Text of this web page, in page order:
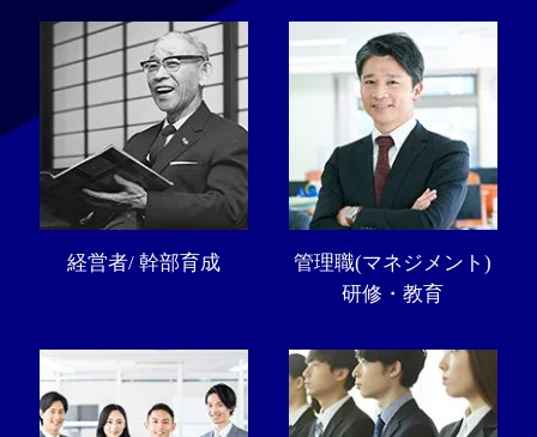
経営者/ 幹部育成
管理職(マネジメント)
研修・教育